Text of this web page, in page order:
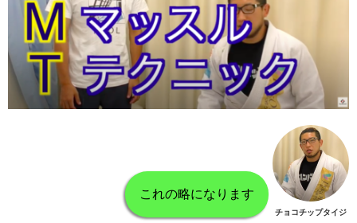
これの略になります
チョコチップタイジ